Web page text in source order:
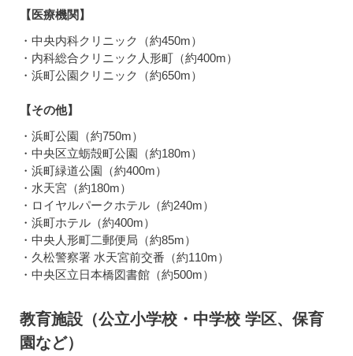
【医療機関】
・中央内科クリニック（約450m）
・内科総合クリニック人形町（約400m）
・浜町公園クリニック（約650m）
【その他】
・浜町公園（約750m）
・中央区立蛎殻町公園（約180m）
・浜町緑道公園（約400m）
・水天宮（約180m）
・ロイヤルパークホテル（約240m）
・浜町ホテル（約400m）
・中央人形町二郵便局（約85m）
・久松警察署 水天宮前交番（約110m）
・中央区立日本橋図書館（約500m）
教育施設（公立小学校・中学校 学区、保育
園など）